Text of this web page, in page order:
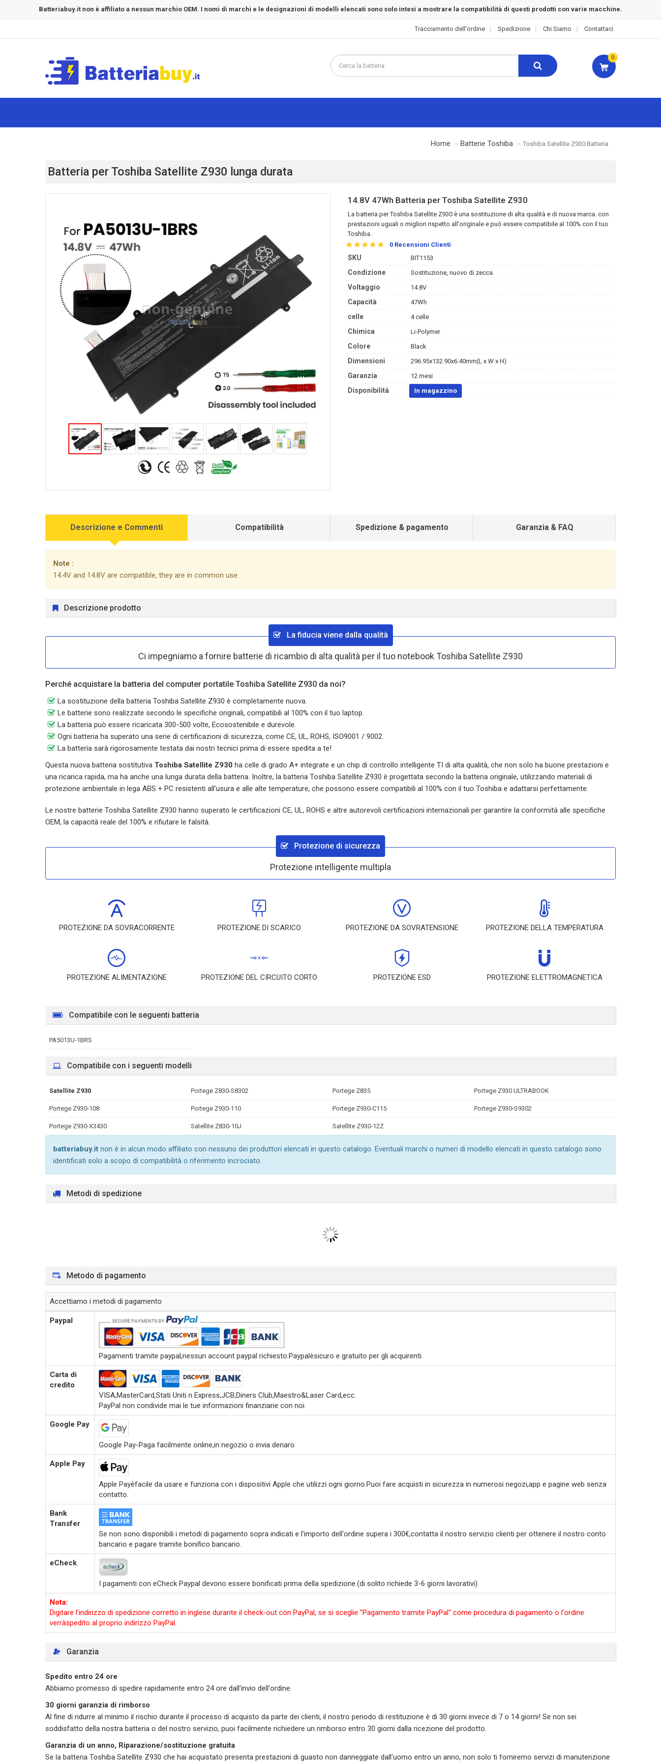
Batteriabuy.it non è affiliato a nessun marchio OEM. I nomi di marchi e le designazioni di modelli elencati sono solo intesi a mostrare la compatibilità di questi prodotti con varie macchine.
Tracciamento dell'ordine Spedizione Chi Siamo Contattaci
0
Home Batterie Toshiba Toshiba Satellite Z930 Batteria
Batteria per Toshiba Satellite Z930 lunga durata
14.8V 47Wh Batteria per Toshiba Satellite Z930
La batteria per Toshiba Satellite Z930 è una sostituzione di alta qualità e di nuova marca. con
prestazioni uguali o migliori rispetto all'originale e può essere compatibile al 100% con il tuo
Toshiba.
0 Recensioni Clienti
SKU BIT1153
Condizione Sostituzione, nuovo di zecca
Voltaggio 14.8V
Capacità 47Wh
celle 4 celle
Chimica Li-Polymer
Colore Black
Dimensioni 296.95x132.90x6.40mm(L x W x H)
Garanzia 12 mesi
Disponibilità In magazzino
Descrizione e Commenti Compatibilità Spedizione & pagamento Garanzia & FAQ
Note :
14.4V and 14.8V are compatible, they are in common use.
Descrizione prodotto
La fiducia viene dalla qualità
Ci impegniamo a fornire batterie di ricambio di alta qualità per il tuo notebook Toshiba Satellite Z930
Perché acquistare la batteria del computer portatile Toshiba Satellite Z930 da noi?
La sostituzione della batteria Toshiba Satellite Z930 è completamente nuova.
Le batterie sono realizzate secondo le specifiche originali, compatibili al 100% con il tuo laptop.
La batteria può essere ricaricata 300-500 volte, Ecosostenibile e durevole.
Ogni batteria ha superato una serie di certificazioni di sicurezza, come CE, UL, ROHS, ISO9001 / 9002.
La batteria sarà rigorosamente testata dai nostri tecnici prima di essere spedita a te!
Questa nuova batteria sostitutiva Toshiba Satellite Z930 ha celle di grado A+ integrate e un chip di controllo intelligente TI di alta qualità, che non solo ha buone prestazioni e
una ricarica rapida, ma ha anche una lunga durata della batteria. Inoltre, la batteria Toshiba Satellite Z930 è progettata secondo la batteria originale, utilizzando materiali di
protezione ambientale in lega ABS + PC resistenti all'usura e alle alte temperature, che possono essere compatibili al 100% con il tuo Toshiba e adattarsi perfettamente.
Le nostre batterie Toshiba Satellite Z930 hanno superato le certificazioni CE, UL, ROHS e altre autorevoli certificazioni internazionali per garantire la conformità alle specifiche
OEM, la capacità reale del 100% e rifiutare le falsità.
Protezione di sicurezza
Protezione intelligente multipla
PROTEZIONE DA SOVRACORRENTE PROTEZIONE DI SCARICO PROTEZIONE DA SOVRATENSIONE PROTEZIONE DELLA TEMPERATURA
PROTEZIONE ALIMENTAZIONE PROTEZIONE DEL CIRCUITO CORTO PROTEZIONE ESD PROTEZIONE ELETTROMAGNETICA
Compatibile con le seguenti batteria
PA5013U-1BRS
Compatibile con i seguenti modelli
Satellite Z930 Portege Z830-S8302 Portege Z835 Portege Z930 ULTRABOOK
Portege Z930-108 Portege Z930-110 Portege Z930-C115 Portege Z930-S9302
Portege Z930-X3430 Satellite Z830-10J Satellite Z930-12Z
batteriabuy.it non è in alcun modo affiliato con nessuno dei produttori elencati in questo catalogo. Eventuali marchi o numeri di modello elencati in questo catalogo sono
identificati solo a scopo di compatibilità o riferimento incrociato.
Metodi di spedizione
Metodo di pagamento
Accettiamo i metodi di pagamento
Paypal
Pagamenti tramite paypal,nessun account paypal richiesto.Paypalèsicuro e gratuito per gli acquirenti.
Carta di
credito
VISA,MasterCard,Stati Uniti n Express,JCB,Diners Club,Maestro&Laser Card,ecc.
PayPal non condivide mai le tue informazioni finanziarie con noi.
Google Pay
Google Pay-Paga facilmente online,in negozio o invia denaro
Apple Pay
Apple Payèfacile da usare e funziona con i dispositivi Apple che utilizzi ogni giorno.Puoi fare acquisti in sicurezza in numerosi negozi,app e pagine web senza
contatto.
Bank
Transfer
Se non sono disponibili i metodi di pagamento sopra indicati e l'importo dell'ordine supera i 300€,contatta il nostro servizio clienti per ottenere il nostro conto
bancario e pagare tramite bonifico bancario.
eCheck
I pagamenti con eCheck Paypal devono essere bonificati prima della spedizione.(di solito richiede 3-6 giorni lavorativi)
Nota:
Digitare l'indirizzo di spedizione corretto in inglese durante il check-out con PayPal, se si sceglie "Pagamento tramite PayPal" come procedura di pagamento o l'ordine
verràspedito al proprio indirizzo PayPal.
Garanzia
Spedito entro 24 ore
Abbiamo promesso di spedire rapidamente entro 24 ore dall'invio dell'ordine.
30 giorni garanzia di rimborso
Al fine di ridurre al minimo il rischio durante il processo di acquisto da parte dei clienti, il nostro periodo di restituzione è di 30 giorni invece di 7 o 14 giorni! Se non sei
soddisfatto della nostra batteria o del nostro servizio, puoi facilmente richiedere un rimborso entro 30 giorni dalla ricezione del prodotto.
Garanzia di un anno, Riparazione/sostituzione gratuita
Se la batteria Toshiba Satellite Z930 che hai acquistato presenta prestazioni di guasto non danneggiate dall'uomo entro un anno, non solo ti forniremo servizi di manutenzione